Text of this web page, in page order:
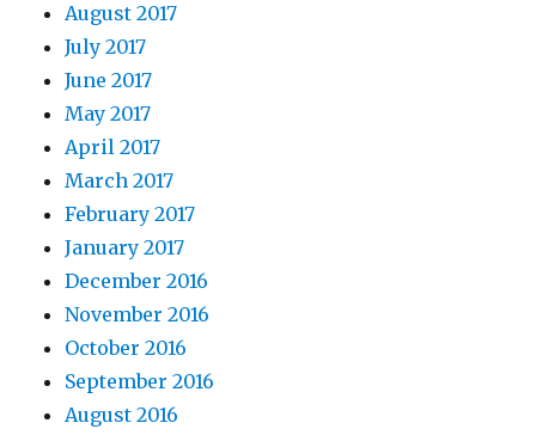
August 2017
July 2017
June 2017
May 2017
April 2017
March 2017
February 2017
January 2017
December 2016
November 2016
October 2016
September 2016
August 2016